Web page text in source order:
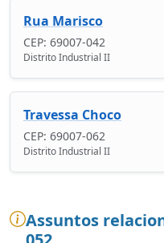
Rua Marisco
CEP: 69007-042
Distrito Industrial II
Travessa Choco
CEP: 69007-062
Distrito Industrial II
Assuntos